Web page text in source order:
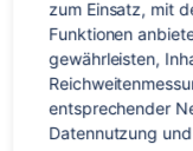
machte ihn nach
Daraufhin reiste
hielt alles fest was
Allerdings wurde
zum Einsatz, mit
Funktionen
gewährleisten,
entsprechender
Datennutzung